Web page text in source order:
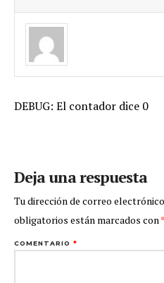
DEBUG: El contador dice 0
Deja una respuesta
Tu dirección de correo
obligatorios están marcados con*
COMENTARIO *